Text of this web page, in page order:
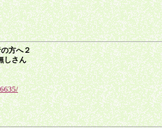
方へ２
しさん